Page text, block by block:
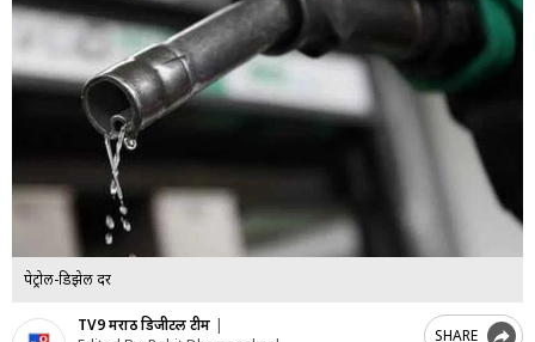
पेट्रोल-डिझेल दर
TV9 मराठी डिजीटल टीम |
SHARE